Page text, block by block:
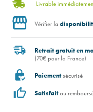
Livrable
Vérifier la
Retrait gratuit en
(70€ pour la France)
Paiementsécurisé
Satisfaitou